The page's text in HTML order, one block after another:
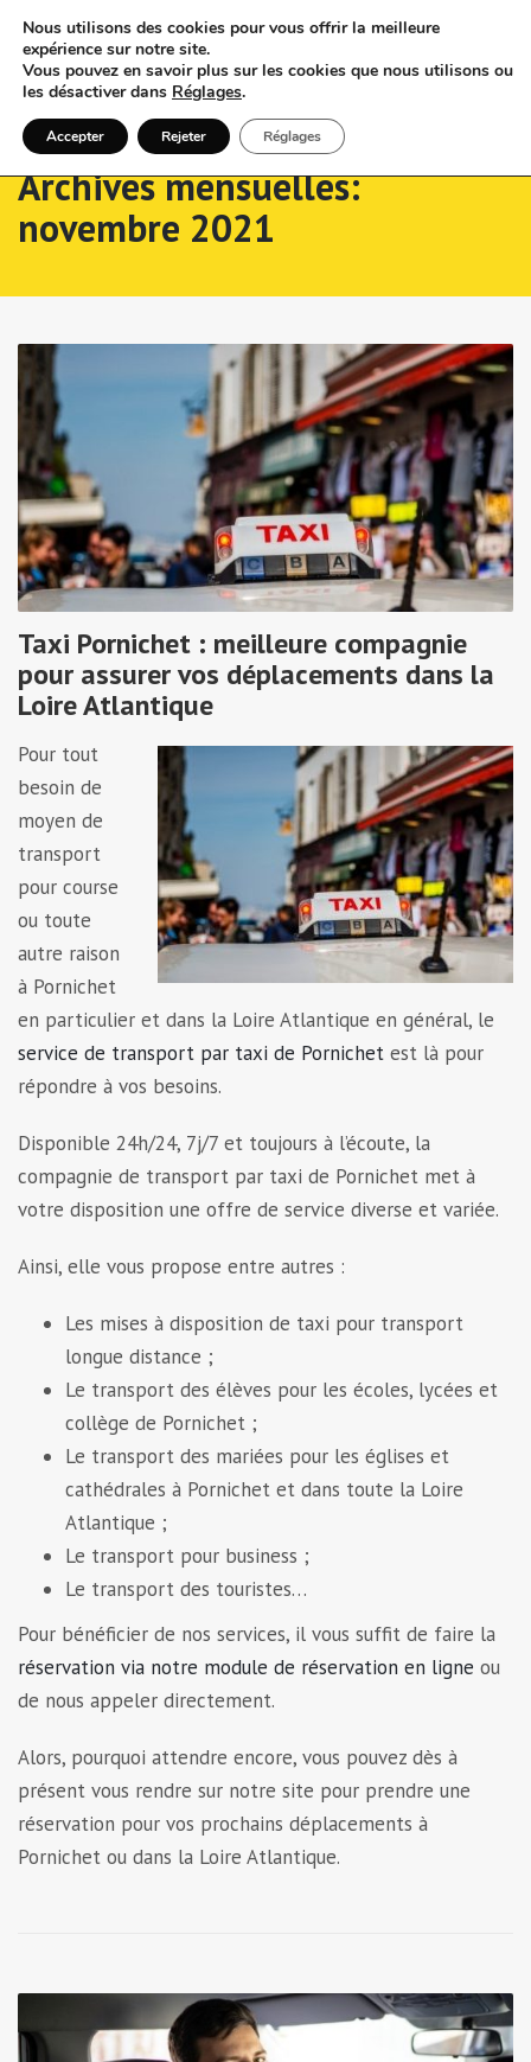
Archives mensuelles:
novembre 2021
Taxi Pornichet : meilleure compagnie
pour assurer vos déplacements dans la
Loire Atlantique
Pour tout
besoin de
moyen de
transport
pour course
ou toute
autre raison
à Pornichet
en particulier et dans la Loire Atlantique en général, le
service de transport par taxi de Pornichet est là pour
répondre à vos besoins.
Disponible 24h/24, 7j/7 et toujours à l’écoute, la
compagnie de transport par taxi de Pornichet met à
votre disposition une offre de service diverse et variée.
Ainsi, elle vous propose entre autres :
Les mises à disposition de taxi pour transport
longue distance ;
Le transport des élèves pour les écoles, lycées et
collège de Pornichet ;
Le transport des mariées pour les églises et
cathédrales à Pornichet et dans toute la Loire
Atlantique ;
Le transport pour business ;
Le transport des touristes…
Pour bénéficier de nos services, il vous suffit de faire la
réservation via notre module de réservation en ligne ou
de nous appeler directement.
Alors, pourquoi attendre encore, vous pouvez dès à
présent vous rendre sur notre site pour prendre une
réservation pour vos prochains déplacements à
Pornichet ou dans la Loire Atlantique.
Nous utilisons des cookies pour vous offrir la meilleure
expérience sur notre site.
Vous pouvez en savoir plus sur les cookies que nous utilisons ou
les désactiver dans Réglages.
Accepter Rejeter Réglages